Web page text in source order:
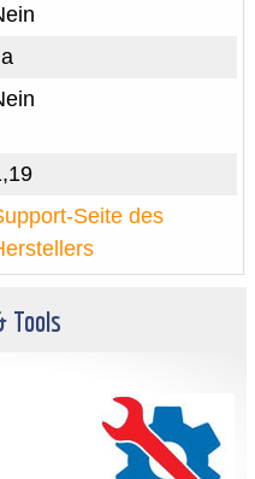
Seite des
Tools